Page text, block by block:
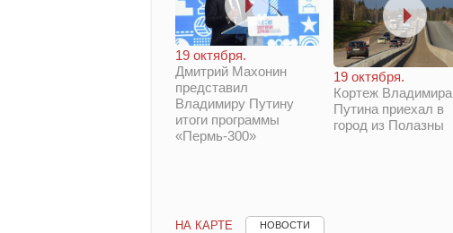
19 октября.
Дмитрий Махонин
представил
Владимиру Путину
итоги программы
«Пермь-300»
19 октября.
Кортеж Владимира
Путина приехал в
город из Полазны
НА КАРТЕ НОВОСТИ